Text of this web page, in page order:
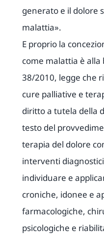
generato e il dolore
malattia».
E proprio la
come malattia è alla
38/2010, legge che
cure palliative e
diritto a tutela della
testo del
terapia del dolore
interventi
individuare e
croniche, idonee e
farmacologiche,
psicologiche e